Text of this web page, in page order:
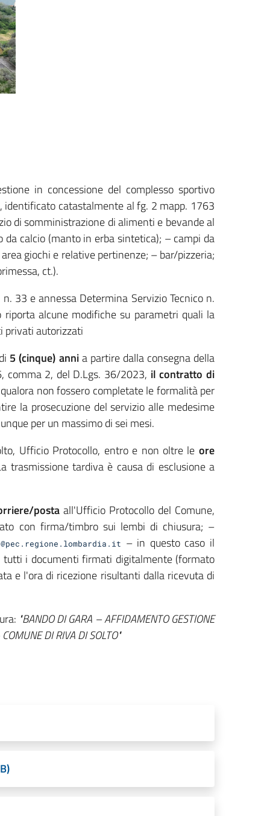
in concessione del complesso sportivo
identificato catastalmente al fg. 2 mapp. 1763
di somministrazione di alimenti e bevande al
da calcio (manto in erba sintetica); – campi da
giochi e relative pertinenze; – bar/pizzeria;
ct.).
33 e annessa Determina Servizio Tecnico n.
alcune modifiche su parametri quali la
privati autorizzati
5 (cinque) annia partire dalla consegna della
2, del D.Lgs. 36/2023, il contratto di
non fossero completate le formalità per
la prosecuzione del servizio alle medesime
per un massimo di sei mesi.
Ufficio Protocollo, entro e non oltre le ore
trasmissione tardiva è causa di esclusione a
postaall'Ufficio Protocollo del Comune,
con firma/timbro sui lembi di chiusura; –
– in questo caso il
tutti i documenti firmati digitalmente (formato
e l'ora di ricezione risultanti dalla ricevuta di
"BANDO DI GARA – AFFIDAMENTO GESTIONE
DI RIVA DI SOLTO"